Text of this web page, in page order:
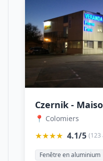
Czernik -
📍 Colomiers
★★★★ 4.1/5 (123
Fenêtre en aluminium